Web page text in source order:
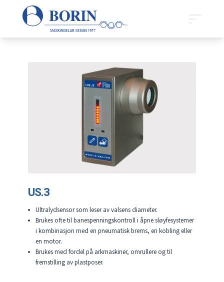
US.3
Ultralydsensor som leser av valsens diameter.
Brukes ofte til banespenningskontroll i åpne sløyfesystemer
i kombinasjon med en pneumatisk brems, en kobling eller
en motor.
Brukes med fordel på arkmaskiner, omrullere og til
fremstilling av plastposer.